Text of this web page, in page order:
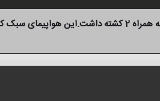
یک هواپیما در برزیل فرود مرگباری به همراه 2 کشته